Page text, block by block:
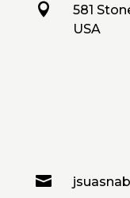

581
USA
